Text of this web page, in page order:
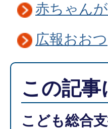
赤ちゃん
広報おおつ
この記
こども総合